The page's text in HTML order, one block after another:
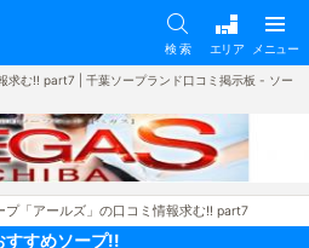
検 索 エリア メニュー
求む!! part7 | 千葉ソープランド口コミ掲示板 - ソー
プ「アールズ」の口コミ情報求む!! part7
すすめソープ!!